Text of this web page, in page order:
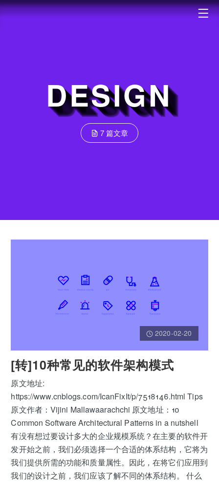
DESIGN
7 篇文章
2020-02-20
[转]10种常见的软件架构模式
原文地址:
https://www.cnblogs.com/IcanFixIt/p/7518146.html Tips
原文作者：Vijini Mallawaarachchi 原文地址：10
Common Software Architectural Patterns in a nutshell
有没有想过要设计多大的企业规模系统？在主要的软件开
发开始之前，我们必须选择一个合适的体系结构，它将为
我们提供所需的功能和质量属性。因此，在将它们应用到
我们的设计之前，我们应该了解不同的体系结构。 什么